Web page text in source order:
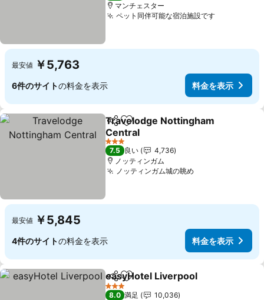
マンチェスター
ペット同伴可能な宿泊施設です料金を表示
最安値 ￥5,763
6件のサイトの料金を表示 料金を表示
シェアお気に入りに追加
Travelodge Nottingham
Central
料金を表示
3 ホテルのランク
7.5 良い
4,736
ノッティンガム
ノッティンガム城の眺め
最安値 ￥5,845
4件のサイトの料金を表示 料金を表示
シェアお気に入りに追加
easyHotel Liverpool
3 ホテルのランク
8.0 満足
10,036